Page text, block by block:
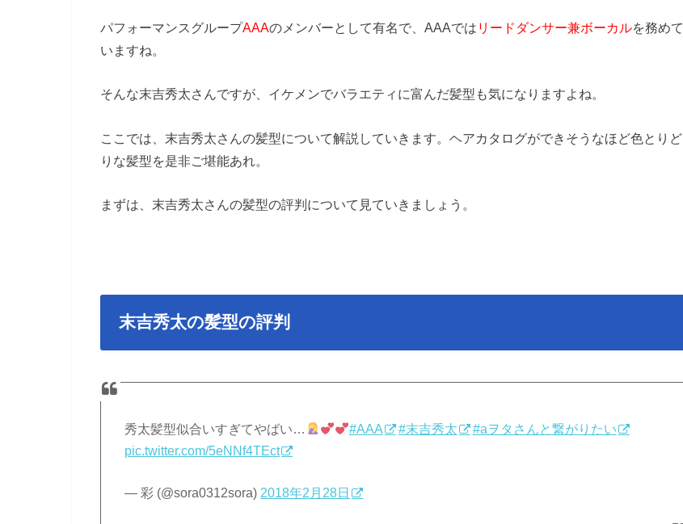
パフォーマンスグループAAAのメンバーとして有名で、AAAでは リードダンサー兼ボーカルを務めて
いますね。
そんな末吉秀太さんですが、イケメンでバラエティに富んだ髪型も気になりますよね。
ここでは、末吉秀太さんの髪型について解説していきます。ヘアカタログができそうなほど色とりど
りな髪型を是非ご堪能あれ。
まずは、末吉秀太さんの髪型の評判について見ていきましょう。
末吉秀太の髪型の評判
秀太髪型似合いすぎてやばい… #AAA #末吉秀太
#aヲタさんと繋がりたい
pic.twitter.com/5eNNf4TEct
— 彩 (@sora0312sora) 2018年2月28日